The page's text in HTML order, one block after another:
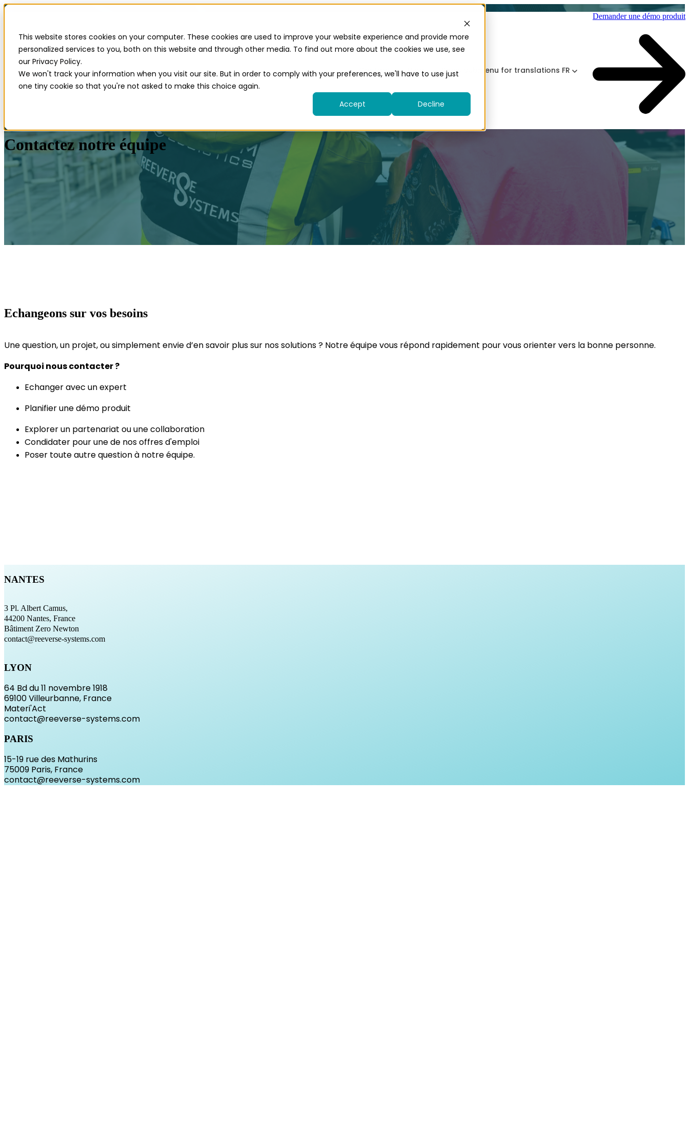
This website stores cookies on your computer. These cookies are used to improve your website experience and provide more
personalized services to you, both on this website and through other media. To find out more about the cookies we use, see
our Privacy Policy.
We won't track your information when you visit our site. But in order to comply with your preferences, we'll have to use just
one tiny cookie so that you're not asked to make this choice again.
Accept
Decline
Contact Blog Show submenu for translations FR
Demander une démo produit
Contactez notre équipe
Echangeons sur vos besoins
Une question, un projet, ou simplement envie d’en savoir plus sur nos solutions ? Notre équipe vous répond rapidement pour vous orienter vers la bonne personne.
Pourquoi nous contacter ?
Echanger avec un expert
Planifier une démo produit
Explorer un partenariat ou une collaboration
Condidater pour une de nos offres d'emploi
Poser toute autre question à notre équipe.
NANTES
3 Pl. Albert Camus,
44200 Nantes, France
Bâtiment Zero Newton
contact@reeverse-systems.com
LYON
64 Bd du 11 novembre 1918
69100 Villeurbanne, France
Materi'Act
contact@reeverse-systems.com
PARIS
15-19 rue des Mathurins
75009 Paris, France
contact@reeverse-systems.com